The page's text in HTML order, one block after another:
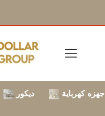
ديكور اجهزه كهرباية